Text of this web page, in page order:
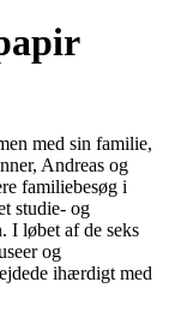
med sin familie,
Andreas og
familiebesøg i
studie- og
I løbet af de seks
og
ihærdigt med